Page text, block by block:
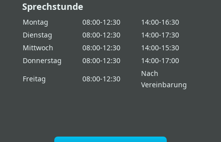
Sprechstunde
Montag 08:00-12:30
14:00-16:30
Dienstag
08:00-12:30
14:00-17:30
Mittwoch
08:00-12:30
14:00-15:30
Donnerstag
08:00-12:30
14:00-17:00
Freitag
08:00-12:30
Nach
Vereinbarung